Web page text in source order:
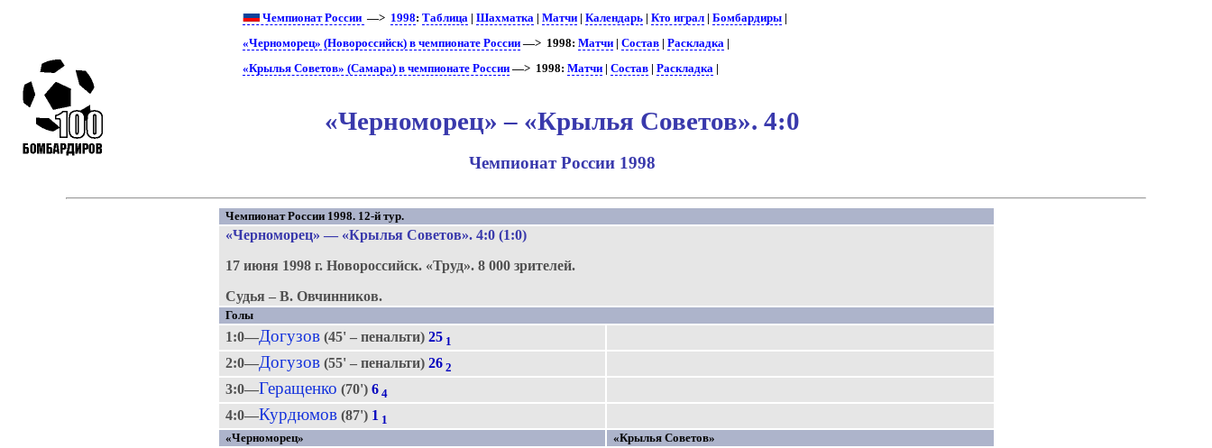
Чемпионат России —> 1998:Таблица |Шахматка |Матчи |Календарь |Кто играл |Бомбардиры
«Черноморец» (Новороссийск) в чемпионате России —> 1998:Матчи |Состав |Раскладка |
«Крылья Советов» (Самара) в чемпионате России —> 1998:Матчи |Состав |Раскладка |
«Черноморец» – «Крылья Советов». 4:0
Чемпионат России 1998
Чемпионат России 1998. 12-й тур.
«Черноморец» — «Крылья Советов». 4:0 (1:0)
17 июня 1998 г.Новороссийск. «Труд».8 000 зрителей.
Судья – В. Овчинников.
Голы
1:0—Догузов (45' – пенальти)25 1
2:0—Догузов (55' – пенальти)26 2
3:0—Геращенко (70')6 4
4:0—Курдюмов (87') 1 1
«Черноморец»
«Крылья Советов»